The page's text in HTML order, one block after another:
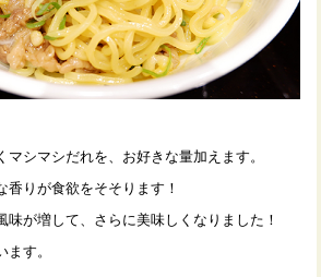
マシマシだれを、お好きな量加えます。
香りが食欲をそそります！
味が増して、さらに美味しくなりました！
ます。